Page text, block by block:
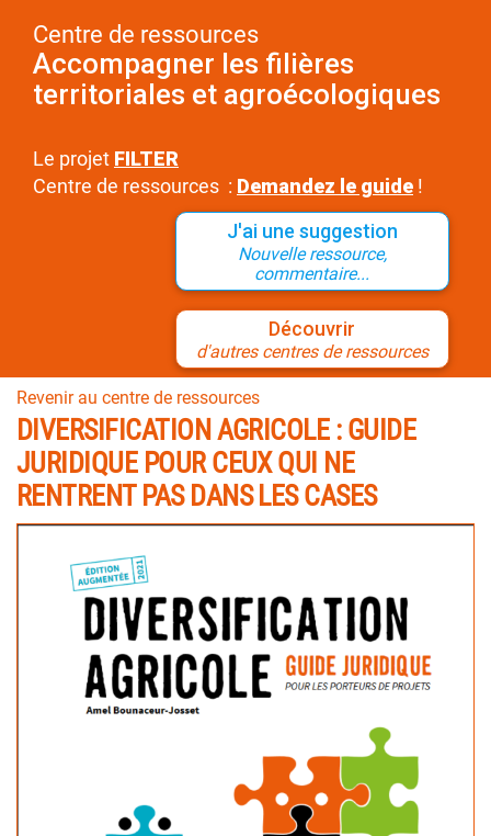
Centre de ressources
Accompagner les filières
territoriales et agroécologiques
Le projet FILTER
Centre de ressources : Demandez le guide !
J'ai une suggestion
Nouvelle ressource,
commentaire...
Découvrir
d'autres centres de ressources
Revenir au centre de ressources
DIVERSIFICATION AGRICOLE : GUIDE
JURIDIQUE POUR CEUX QUI NE
RENTRENT PAS DANS LES CASES